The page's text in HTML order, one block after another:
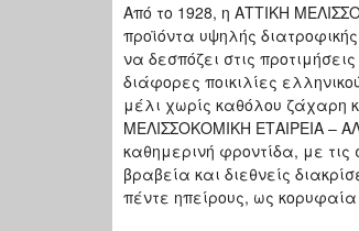
Από το 1928, η ΑΤΤΙΚΗ
προϊόντα υψηλής
να δεσπόζει στις
διάφορες ποικιλίες
μέλι χωρίς καθόλου ζάχαρη
ΜΕΛΙΣΣΟΚΟΜΙΚΗ ΕΤΑΙΡΕΙΑ –
καθημερινή φροντίδα, με
βραβεία και διεθνείς
πέντε ηπείρους, ως